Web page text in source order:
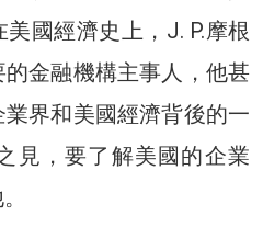
國經濟史上，J. P.摩根
金融機構主事人，他甚
界和美國經濟背後的一
見，要了解美國的企業